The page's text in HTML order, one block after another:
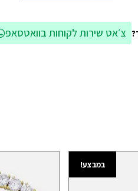
צ׳אט שירות לקוחות בוואטסאפ
במבצע!